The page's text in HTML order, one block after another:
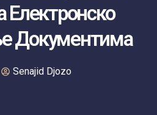
Електронско
Документима
Senajid Djozo